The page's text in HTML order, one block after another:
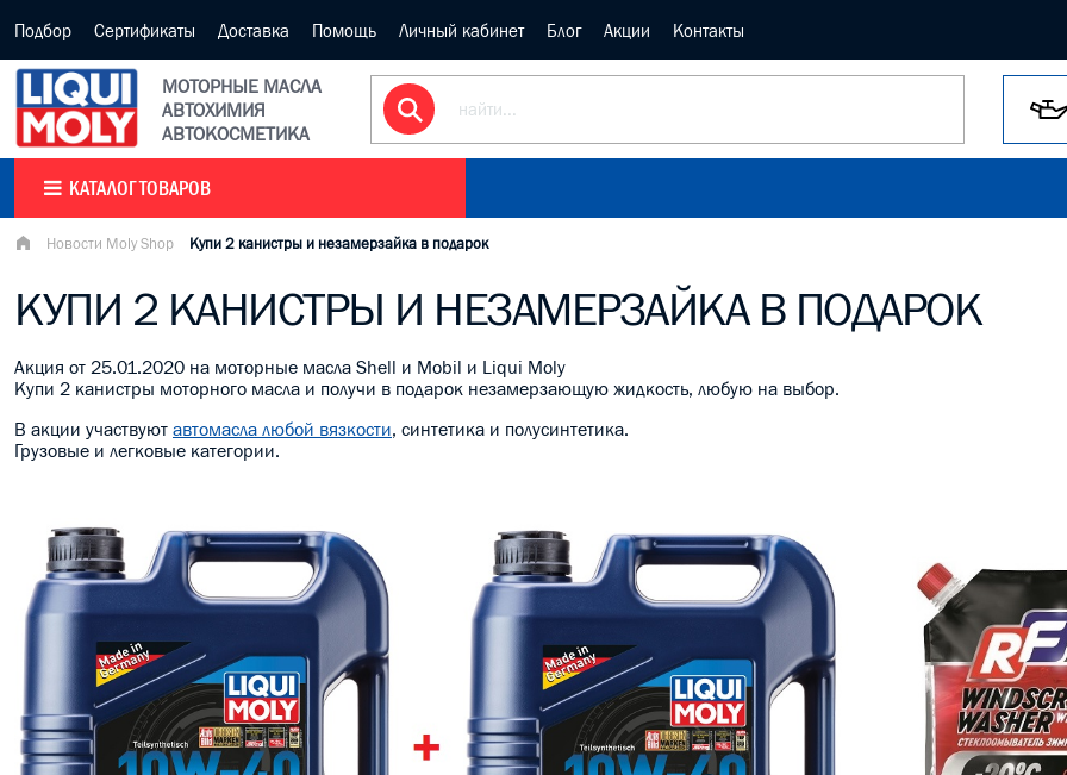
Подбор Сертификаты Доставка Помощь Личный кабинет Блог Акции Контакты
МОТОРНЫЕ МАСЛА
АВТОХИМИЯ
АВТОКОСМЕТИКА
КАТАЛОГ ТОВАРОВ
Новости Moly Shop Купи 2 канистры и незамерзайка в подарок
КУПИ 2 КАНИСТРЫ И НЕЗАМЕРЗАЙКА В ПОДАРОК
Акция от 25.01.2020 на моторные масла Shell и Mobil и Liqui Moly
Купи 2 канистры моторного масла и получи в подарок незамерзающую жидкость, любую на выбор.
В акции участвуют автомасла любой вязкости, синтетика и полусинтетика.
Грузовые и легковые категории.